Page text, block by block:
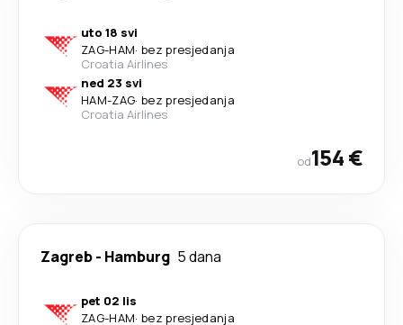
uto 18 svi
ZAG-HAM· bez presjedanja
Croatia Airlines
ned 23 svi
HAM-ZAG· bez presjedanja
Croatia Airlines
od154 €
Zagreb- Hamburg 5 dana
pet 02 lis
ZAG-HAM· bez presjedanja